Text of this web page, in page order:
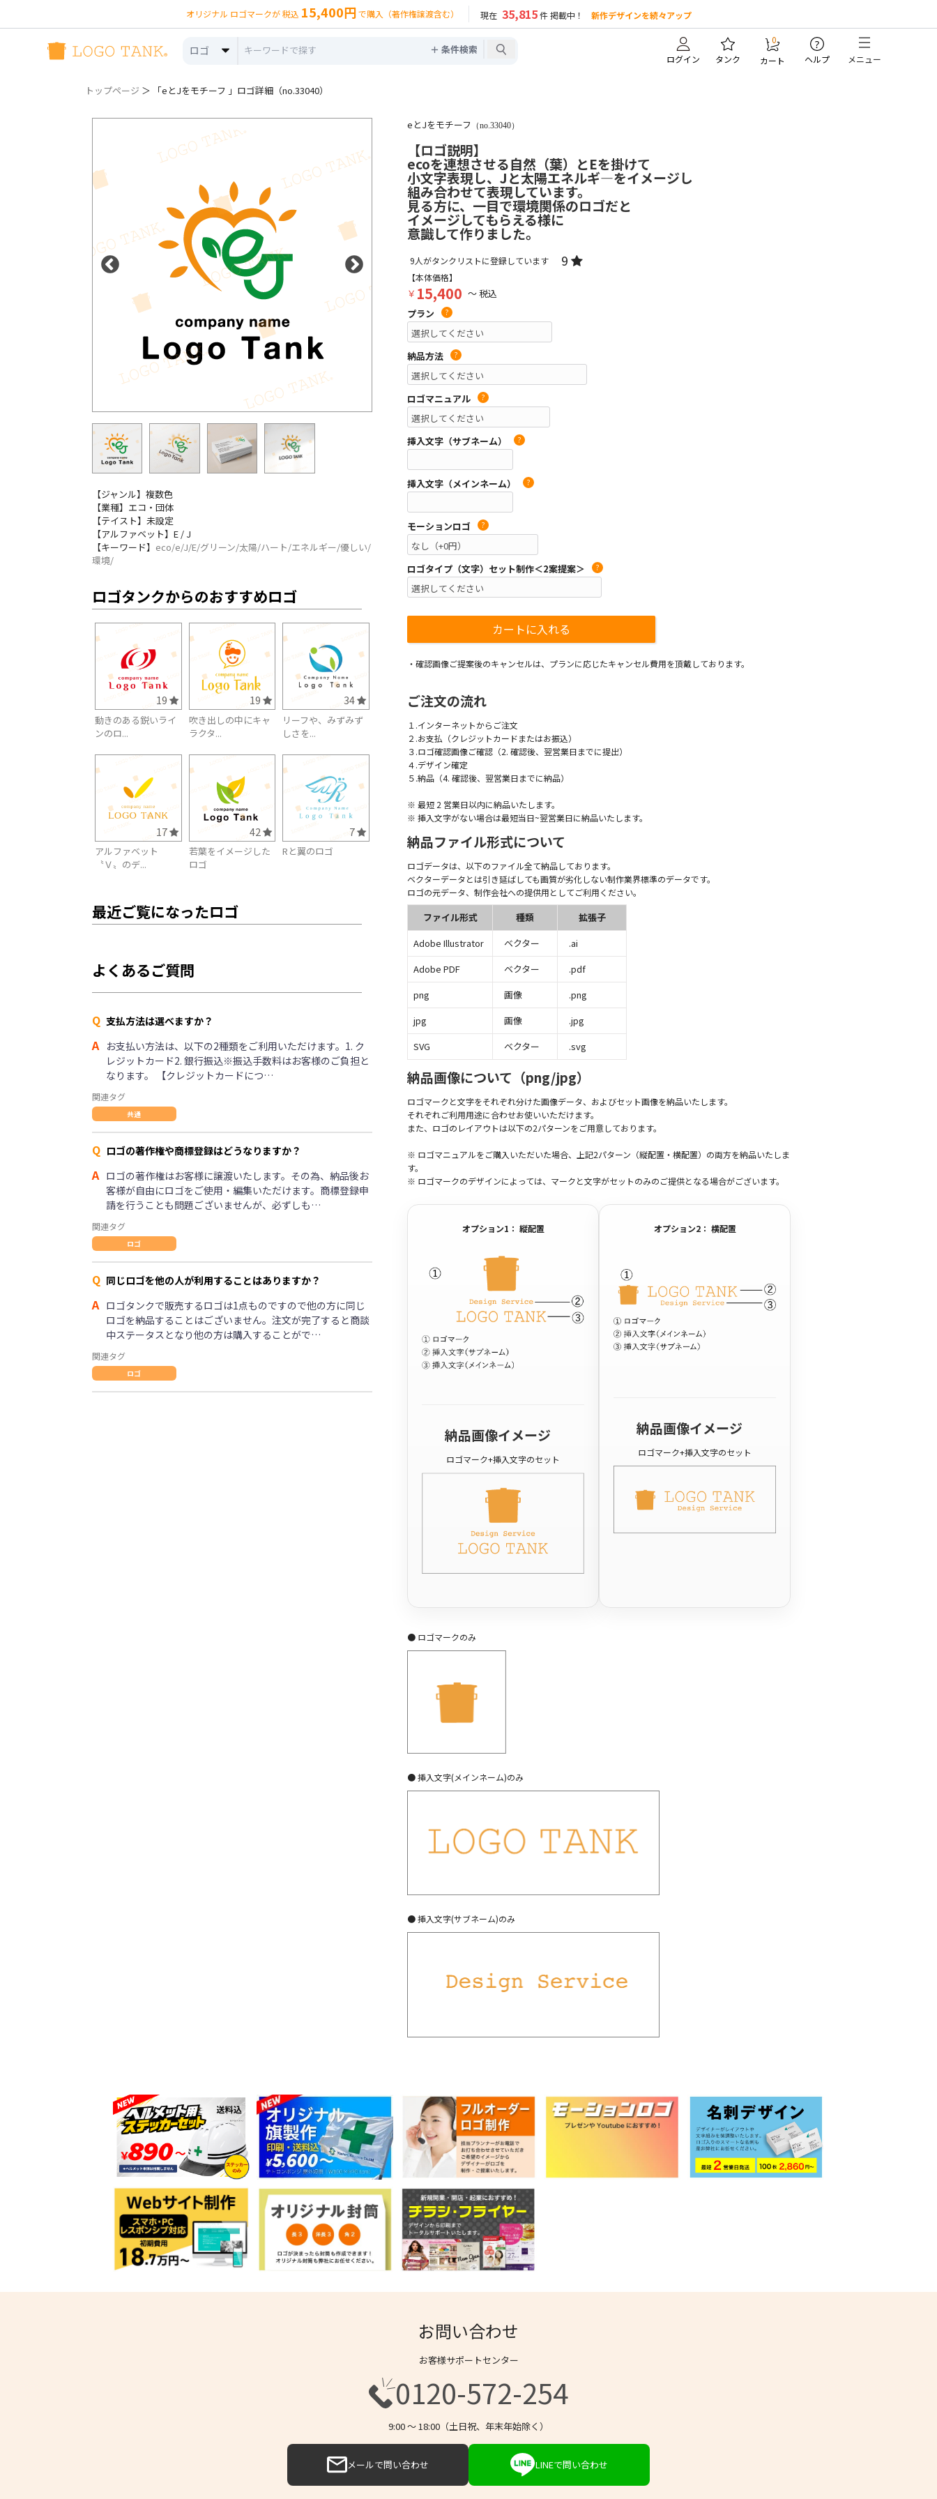
オリジナル ロゴマークが 税込 15,400円 で購入（著作権譲渡含む） 現在 35,815件 掲載中！ 新作デザインを続々アップ
ロゴ ＋ 条件検索
ログイン タンク
0
カート
?
ヘルプ メニュー
トップページ ＞ 「eとJをモチーフ 」ロゴ詳細（no.33040）
【ジャンル】複数色
【業種】エコ・団体
【テイスト】未設定
【アルファベット】E / J
【キーワード】 eco/e/J/E/グリーン/太陽/ハート/エネルギー/優しい/
環境/
ロゴタンクからのおすすめロゴ
19
動きのある鋭いライ
ンのロ...
19
吹き出しの中にキャ
ラクタ...
34
リーフや、みずみず
しさを...
17
アルファベット
〝Ｖ〟のデ...
42
若葉をイメージした
ロゴ
7
Rと翼のロゴ
最近ご覧になったロゴ
よくあるご質問
Q 支払方法は選べますか？
A お支払い方法は、以下の2種類をご利用いただけます。1. ク
レジットカード2. 銀行振込※振込手数料はお客様のご負担と
なります。 【クレジットカードにつ…
関連タグ
共通
Q ロゴの著作権や商標登録はどうなりますか？
A ロゴの著作権はお客様に譲渡いたします。その為、納品後お
客様が自由にロゴをご使用・編集いただけます。商標登録申
請を行うことも問題ございませんが、必ずしも…
関連タグ
ロゴ
Q 同じロゴを他の人が利用することはありますか？
A ロゴタンクで販売するロゴは1点ものですので他の方に同じ
ロゴを納品することはございません。注文が完了すると商談
中ステータスとなり他の方は購入することがで…
関連タグ
ロゴ
eとJをモチーフ （no.33040）
【ロゴ説明】
ecoを連想させる自然（葉）とEを掛けて
小文字表現し、Jと太陽エネルギ―をイメージし
組み合わせて表現しています。
見る方に、一目で環境関係のロゴだと
イメージしてもらえる様に
意識して作りました。
9人がタンクリストに登録しています 9
【本体価格】
￥ 15,400 ～ 税込
プラン
?
納品方法 ?
ロゴマニュアル ?
挿入文字（サブネーム） ?
挿入文字（メインネーム） ?
モーションロゴ ?
ロゴタイプ（文字）セット制作＜2案提案＞ ?
・確認画像ご提案後のキャンセルは、プランに応じたキャンセル費用を頂戴しております。
ご注文の流れ
１.インターネットからご注文
２.お支払（クレジットカードまたはお振込）
３.ロゴ確認画像ご確認（2. 確認後、翌営業日までに提出）
４.デザイン確定
５.納品（4. 確認後、翌営業日までに納品）
※ 最短 2 営業日以内に納品いたします。
※ 挿入文字がない場合は最短当日~翌営業日に納品いたします。
納品ファイル形式について
ロゴデータは、以下のファイル全て納品しております。
ベクターデータとは引き延ばしても画質が劣化しない制作業界標準のデータです。
ロゴの元データ、制作会社への提供用としてご利用ください。
ファイル形式 種類
拡張子
Adobe Illustrator
ベクター
.ai
Adobe PDF
ベクター
.pdf
png
画像
.png
jpg
画像
.jpg
SVG
ベクター .svg
納品画像について（png/jpg）
ロゴマークと文字をそれぞれ分けた画像データ、およびセット画像を納品いたします。
それぞれご利用用途に合わせお使いいただけます。
また、ロゴのレイアウトは以下の2パターンをご用意しております。
※ ロゴマニュアルをご購入いただいた場合、上記2パターン（縦配置・横配置）の両方を納品いたしま
す。
※ ロゴマークのデザインによっては、マークと文字がセットのみのご提供となる場合がございます。
オプション1： 縦配置
納品画像イメージ
ロゴマーク+挿入文字のセット
オプション2： 横配置
納品画像イメージ
ロゴマーク+挿入文字のセット
● ロゴマークのみ
● 挿入文字(メインネーム)のみ
● 挿入文字(サブネーム)のみ
お問い合わせ
お客様サポートセンター
0120-572-254
9:00 〜 18:00（土日祝、年末年始除く）
メールで問い合わせ LINEで問い合わせ